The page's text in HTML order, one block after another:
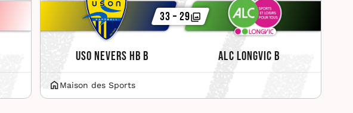
USO Nevers HB B ALC Longvic B
33 – 29
Maison des Sports